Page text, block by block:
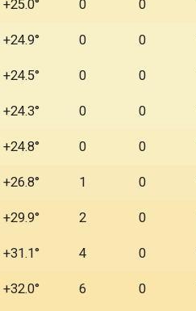
+25.0 0 0
+24.9 0 0
+24.5 0 0
+24.3 0 0
+24.8 0 0
+26.8 1 0
+29.9 2 0
+31.1 4 0
+32.0 6 0